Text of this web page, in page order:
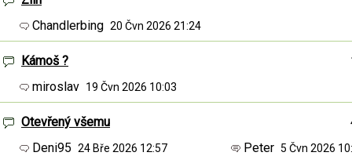
Chandlerbing 20 Čvn 2026 21:24
Kámoš ?
miroslav 19 Čvn 2026 10:03
Otevřený všemu
Deni95 24 Bře 2026 12:57 Peter 5 Čvn 2026